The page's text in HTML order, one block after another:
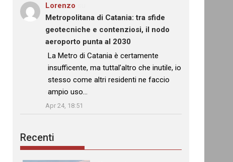
Lorenzo
Metropolitana di Catania: tra sfide
geotecniche e contenziosi, il nodo
aeroporto punta al 2030
: “La Metro di Catania è certamente
insufficente, ma tuttal’altro che inutile, io
stesso come altri residenti ne faccio
ampio uso…
Apr 24, 18:51
Recenti